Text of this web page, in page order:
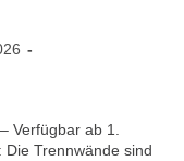
Verfügbar ab 1.
Trennwände sind